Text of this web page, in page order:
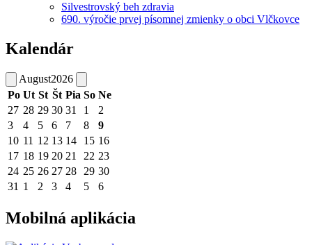
Silvestrovský beh zdravia
690. výročie prvej písomnej zmienky o obci Vlčkovce
Kalendár
August2026
Po Ut St Št Pia So Ne
27 28 29 30 31 1
2
3
4 5 6 7 8
9
10 11 12 13 14 15 16
17 18 19 20 21 22 23
24 25 26 27 28 29 30
31 1 2 3 4 5 6
Mobilná aplikácia